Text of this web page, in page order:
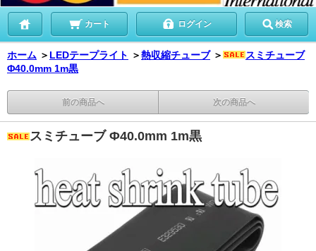
カート ログイン 検索
ホーム ＞ LEDテープライト ＞熱収縮チューブ ＞
スミチューブ
Φ40.0mm 1m黒
前の商品へ 次の商品へ
スミチューブ Φ40.0mm 1m黒